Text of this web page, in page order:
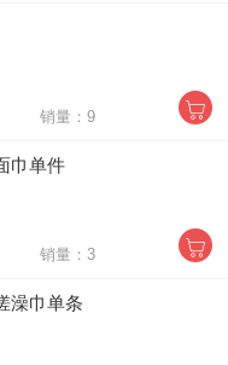
销量：9
巾单件
销量：3
澡巾单条